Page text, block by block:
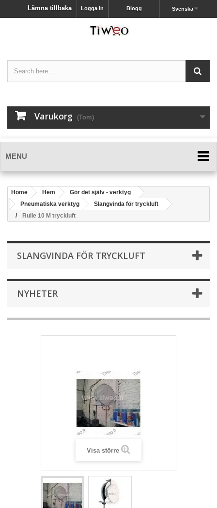
Svenska
Blogg
Logga in
Lämna tillbaka
Varukorg (Tom)
MENU
Home Hem
Gör det själv - verktyg
Pneumatiska verktyg
Slangvinda för tryckluft
Rulle 10 M tryckluft
SLANGVINDA FÖR TRYCKLUFT
NYHETER
Visa större